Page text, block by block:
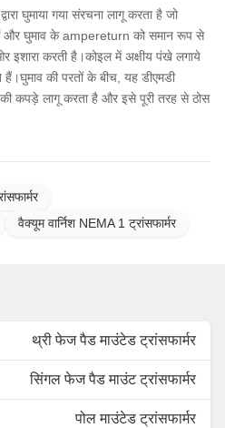
घुमाया गया संरचना लागू करता है जो
और घुमाव के ampereturn को समान रूप से
इशारा करती है।कोइल में अक्षीय पंखे लगाये
की परतों के बीच, यह डीएमडी
कपड़े लागू करता है और इसे पूरी तरह से ठोस
वैक्यूम वार्निश NEMA 1 ट्रांसफार्मर
थ्री फेज पैड माउंटेड ट्रांसफार्मर
सिंगल फेज पैड माउंट ट्रांसफार्मर
पोल माउंटेड ट्रांसफार्मर